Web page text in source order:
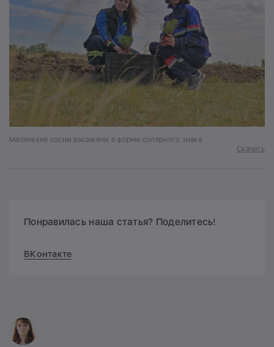
Маленькие сосны высажены в форме солярного знака
Скачать
Понравилась наша статья? Поделитесь!
ВКонтакте